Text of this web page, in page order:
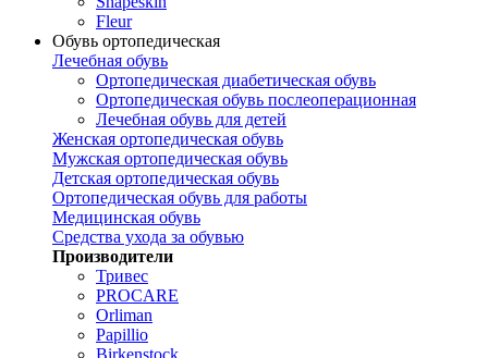
Fleur
Обувь ортопедическая
Лечебная обувь
Ортопедическая диабетическая обувь
Ортопедическая обувь послеоперационная
Лечебная обувь для детей
Женская ортопедическая обувь
Мужская ортопедическая обувь
Детская ортопедическая обувь
Ортопедическая обувь для работы
Медицинская обувь
Средства ухода за обувью
Производители
Тривес
PROCARE
Orliman
Papillio
Birkenstock